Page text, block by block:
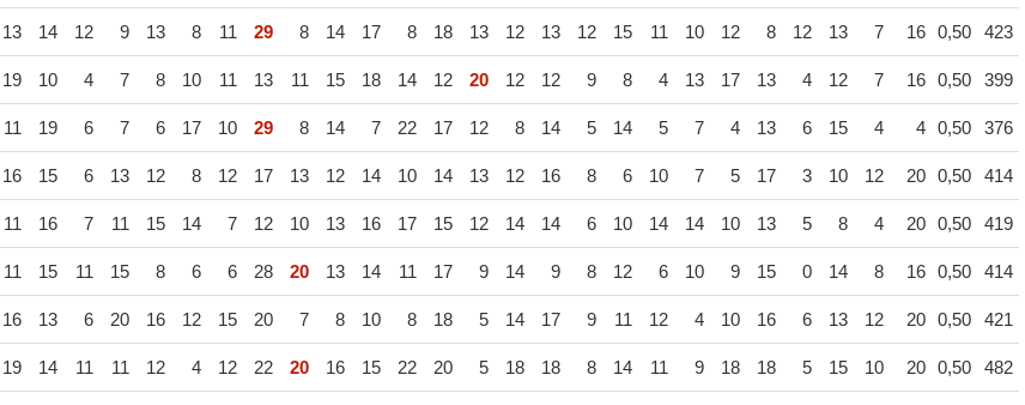
13 14 12 9 13 8 11 29 8 14 17 8 18 13 12 13 12 15 11 10 12 8 12 13 7 16 0,50 423
19 10 4 7 8 10 11 13 11 15 18 14 12 20 12 12 9 8 4 13 17 13 4 12 7 16 0,50 399
11 19 6 7 6 17 10 29 8 14 7 22 17 12 8 14 5 14 5 7 4 13 6 15 4 4 0,50 376
16 15 6 13 12 8 12 17 13 12 14 10 14 13 12 16 8 6 10 7 5 17 3 10 12 20 0,50 414
11 16 7 11 15 14 7 12 10 13 16 17 15 12 14 14 6 10 14 14 10 13 5 8 4 20 0,50 419
11 15 11 15 8 6 6 28 20 13 14 11 17 9 14 9 8 12 6 10 9 15 0 14 8 16 0,50 414
16 13 6 20 16 12 15 20 7 8 10 8 18 5 14 17 9 11 12 4 10 16 6 13 12 20 0,50 421
19 14 11 11 12 4 12 22 20 16 15 22 20 5 18 18 8 14 11 9 18 18 5 15 10 20 0,50 482